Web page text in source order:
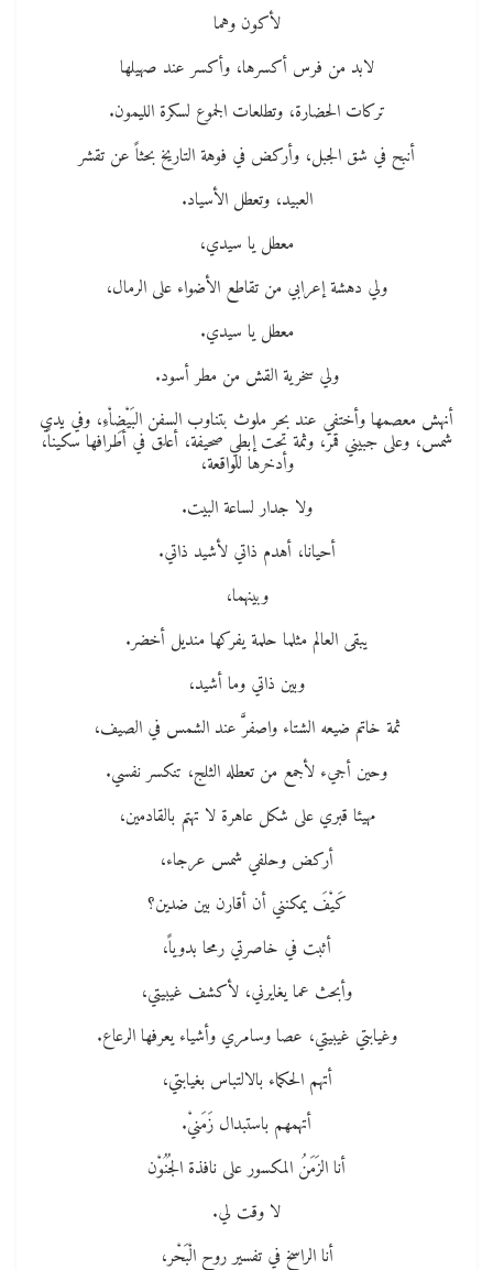
لأكون وهما
لابد من فرس أكسرها، وأكسر عند صهيلها
تركات الحضارة، وتطلعات الجموع لسكرة الليمون.
أنبح في شق الجبل، وأركض في فوهة التاريخ بحثاً عن تقشر
العبيد، وتعطل الأسياد.
معطل يا سيدي،
ولي دهشة إعرابي من تقاطع الأضواء على الرمال،
معطل يا سيدي.
ولي سخرية القش من مطر أسود.
أنهش معصمها وأختفي عند بحر ملوث بتناوب السفن البَيْضِاْءِ، وفي يدي
شمس، وعلى جبيني قمر، وثمة تحت إبطي صحيفة، أعلق في أطرافها سكيناً،
وأدخرها للواقعة،
ولا جدار لساعة البيت.
أحيانا، أهدم ذاتي لأشيد ذاتي.
وبينهما،
يبقى العالم مثلما حلمة يفركها منديل أخضر.
وبين ذاتي وما أشيد،
ثمة خاتم ضيعه الشتاء واصفرَّ عند الشمس في الصيف،
وحين أجيء لأجمع من تعطله الثلج، تنكسر نفسي.
مهيئا قبري على شكل عاهرة لا تهتم بالقادمين،
أركض وحلفي شمس عرجاء،
كَيْفَ يمكنني أن أقارن بين ضدين؟
أثبت في خاصرتي رمحا بدوياً،
وأبحث عما يغايرني، لأكشف غيبيتي،
وغيابتي غيبيتي، عصا وسامري وأشياء يعرفها الرعاع.
أتهم الحكماء بالالتباس بغيابتي،
أتهمهم باستبدال زَمَنيْ.
أنا الزَمَنُ المكسور على نافذة الجُنُوْن
لا وقت لي.
أنا الراسخ في تفسير روح الْبَحْر،